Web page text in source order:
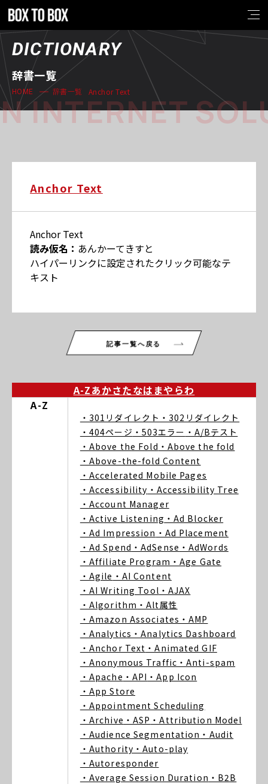
DICTIONARY
辞書一覧
HOME 辞書一覧 Anchor Text
INTERNET
Anchor Text
Anchor Text
読み仮名： あんかーてきすと
ハイパーリンクに設定されたクリック可能なテ
キスト
記事一覧へ戻る
A-Zあかさたなは まや らわ
A-Z
・301リダイレクト ・302リダイレクト
・404ページ ・503エラー ・A/Bテスト
・Above the Fold ・Above the fold
・Above-the-fold Content
・Accelerated Mobile Pages
・Accessibility ・Accessibility Tree
・Account Manager
・Active Listening ・Ad Blocker
・Ad Impression ・Ad Placement
・Ad Spend ・AdSense ・AdWords
・Affiliate Program ・Age Gate
・Agile ・AI Content
・AI Writing Tool ・AJAX
・Algorithm ・Alt属性
・Amazon Associates ・AMP
・Analytics ・Analytics Dashboard
・Anchor Text ・Animated GIF
・Anonymous Traffic ・Anti-spam
・Apache ・API ・App Icon
・App Store
・Appointment Scheduling
・Archive ・ASP ・Attribution Model
・Audience Segmentation ・Audit
・Authority ・Auto-play
・Autoresponder
・Average Session Duration ・B2B